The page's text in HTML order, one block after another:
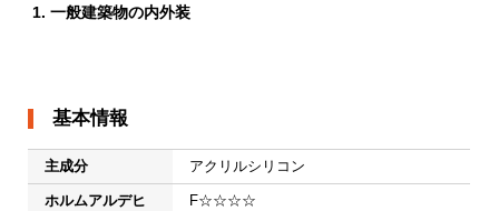
一般建築物の内外装
基本情報
主成分 アクリルシリコン
ホルムアルデヒ
F☆☆☆☆